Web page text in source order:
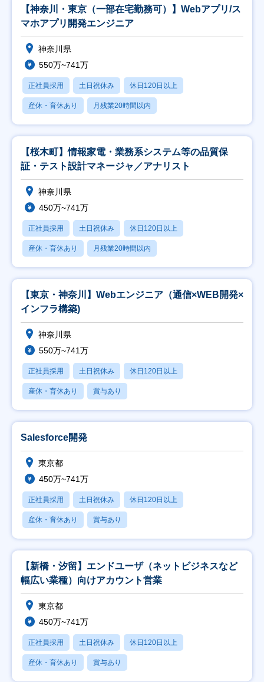
【神奈川・東京（一部在宅勤務可）】Webアプリ/ス
マホアプリ開発エンジニア
神奈川県
550万~741万
正社員採用 土日祝休み 休日120日以上
産休・育休あり 月残業20時間以内
【桜木町】情報家電・業務系システム等の品質保
証・テスト設計マネージャ／アナリスト
神奈川県
450万~741万
正社員採用 土日祝休み 休日120日以上
産休・育休あり 月残業20時間以内
【東京・神奈川】Webエンジニア（通信×WEB開発×
インフラ構築)
神奈川県
550万~741万
正社員採用 土日祝休み 休日120日以上
産休・育休あり 賞与あり
Salesforce開発
東京都
450万~741万
正社員採用 土日祝休み 休日120日以上
産休・育休あり 賞与あり
【新橋・汐留】エンドユーザ（ネットビジネスなど
幅広い業種）向けアカウント営業
東京都
450万~741万
正社員採用 土日祝休み 休日120日以上
産休・育休あり 賞与あり